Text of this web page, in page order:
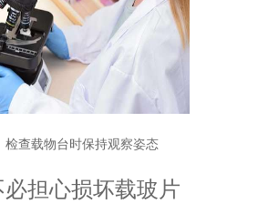
升高器
检查载物台时保持观察姿态
担心损坏载玻片